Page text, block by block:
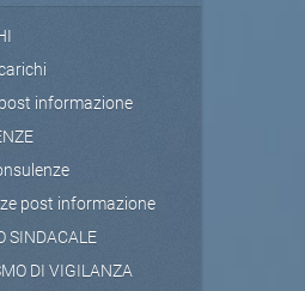
informazione
post informazione
SINDACALE
DI VIGILANZA